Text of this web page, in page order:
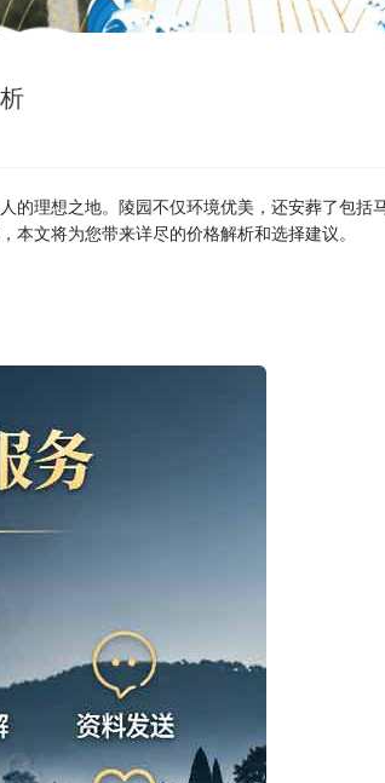
理想之地。陵园不仅环境优美，还安葬了包括
本文将为您带来详尽的价格解析和选择建议。